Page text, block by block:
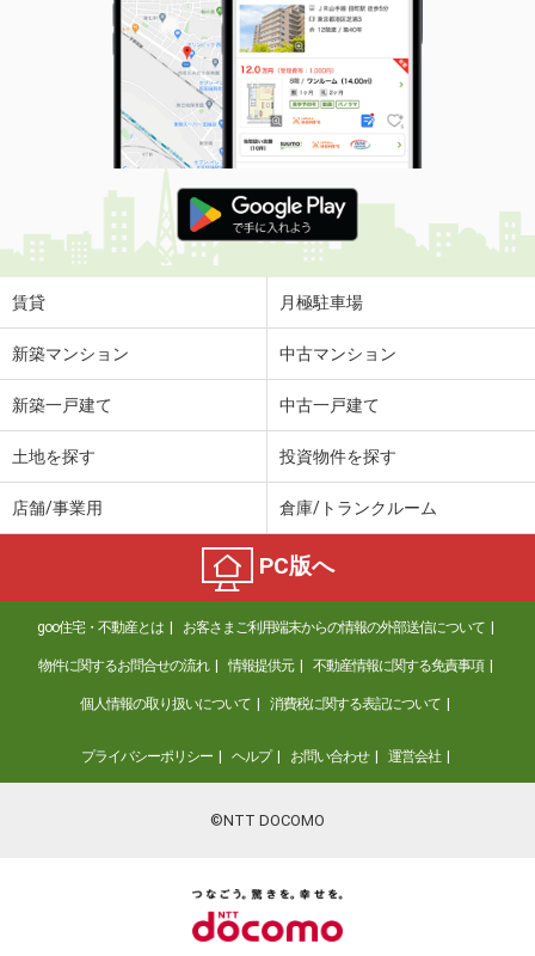
賃貸 月極駐車場
新築マンション 中古マンション
新築一戸建て 中古一戸建て
土地を探す 投資物件を探す
店舗/事業用 倉庫/トランクルーム
PC版へ
goo住宅・不動産とは お客さまご利用端末からの情報の外部送信について
物件に関するお問合せの流れ 情報提供元 不動産情報に関する免責事項
個人情報の取り扱いについて 消費税に関する表記について
プライバシーポリシー ヘルプ お問い合わせ 運営会社
©NTT DOCOMO